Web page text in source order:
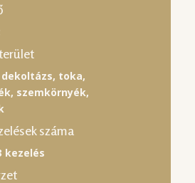
toka,
szemkörnyék,
száma
kezelés